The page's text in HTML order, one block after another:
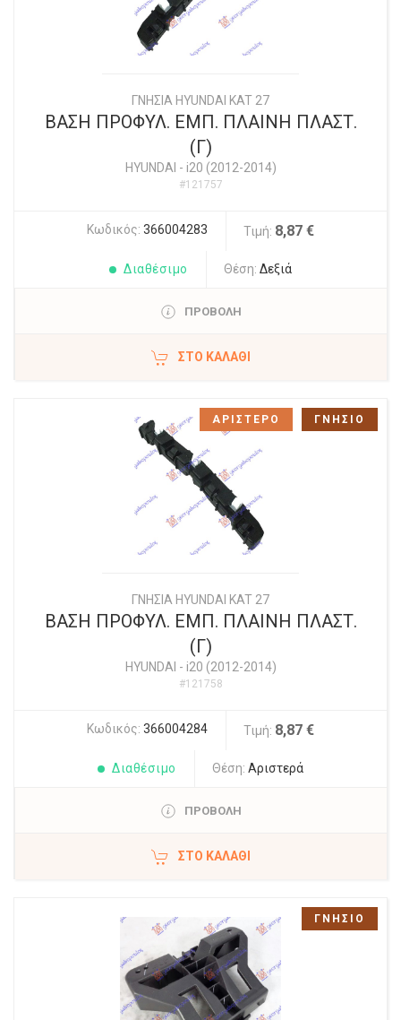
ΓΝΗΣΙΑ HYUNDAI KAT 27
ΒΑΣΗ ΠΡΟΦΥΛ. ΕΜΠ. ΠΛΑΙΝΗ ΠΛΑΣΤ.
(Γ)
HYUNDAI - i20 (2012-2014)
#121757
Κωδικός: 366004283 Τιμή: 8,87 €
Διαθέσιμο Θέση: Δεξιά
ΠΡΟΒΟΛΗ
ΣΤΟ ΚΑΛΆΘΙ
ΓΝΗΣΙΑ HYUNDAI KAT 27
ΒΑΣΗ ΠΡΟΦΥΛ. ΕΜΠ. ΠΛΑΙΝΗ ΠΛΑΣΤ.
(Γ)
HYUNDAI - i20 (2012-2014)
#121758
Κωδικός: 366004284 Τιμή: 8,87 €
Διαθέσιμο Θέση: Αριστερά
ΠΡΟΒΟΛΗ
ΣΤΟ ΚΑΛΆΘΙ
ΑΡΙΣΤΕΡΟ ΓΝΗΣΙΟ
ΓΝΗΣΙΟ